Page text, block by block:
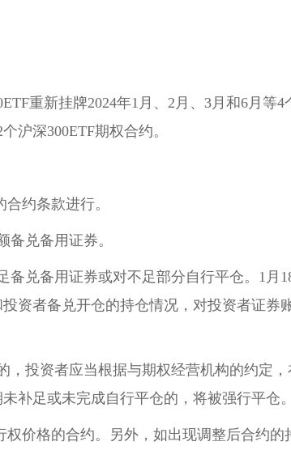
重新挂牌2024年1月、2月、3月和6月等4
沪深300ETF期权合约。
约条款进行。
兑备用证券。
兑备用证券或对不足部分自行平仓。1月
资者备兑开仓的持仓情况，对投资者证券
投资者应当根据与期权经营机构的约定，
补足或未完成自行平仓的，将被强行平仓。
价格的合约。另外，如出现调整后合约的